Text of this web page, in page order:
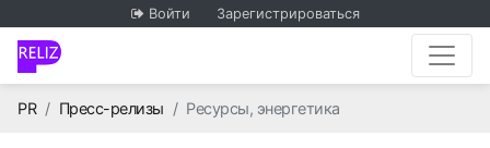
Войти Зарегистрироваться
PRГлавная
Пресс-релизы Ресурсы, энергетика